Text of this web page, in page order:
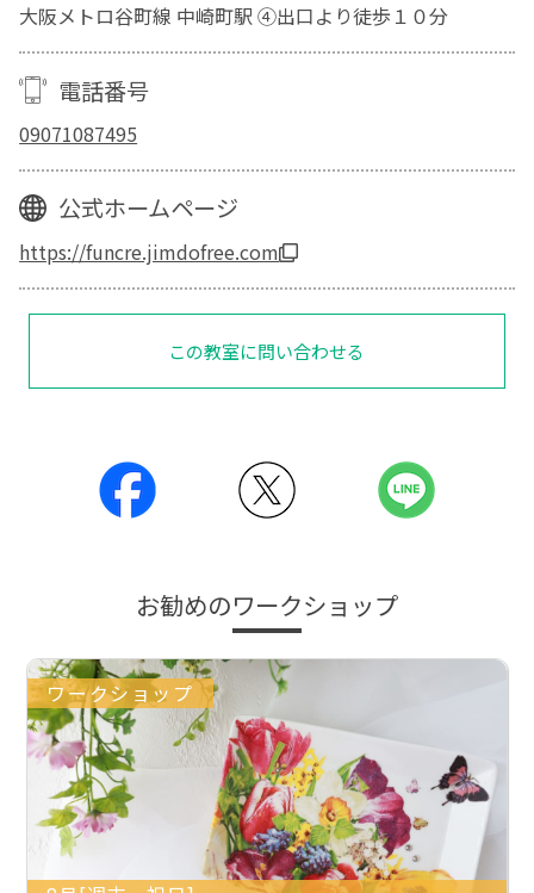
大阪メトロ谷町線 中崎町駅 ④出口より徒歩１０分
電話番号
09071087495
公式ホームページ
https://funcre.jimdofree.com
この教室に問い合わせる
お勧めのワークショップ
ワークショップ